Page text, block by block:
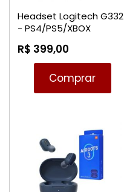
Headset Logitech G332
- PS4/PS5/XBOX
R$ 399,00
Comprar